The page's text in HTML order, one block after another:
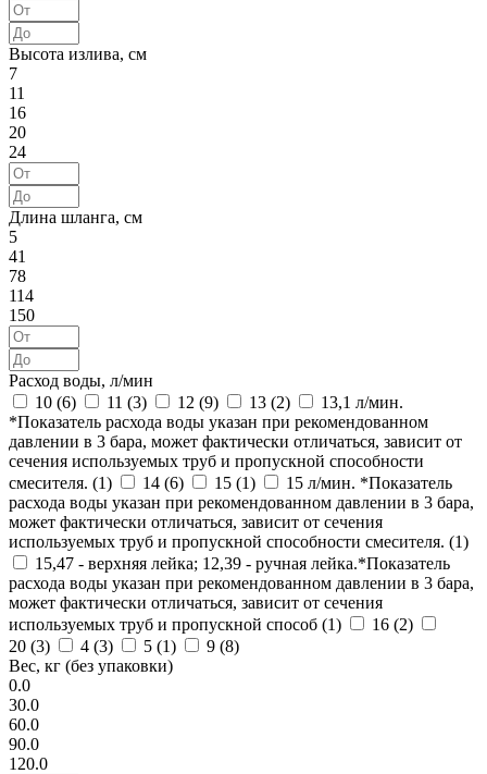
Высота излива, см
7
11
16
20
24
Длина шланга, см
5
41
78
114
150
Расход воды, л/мин
10 (6) 11 (3) 12 (9) 13 (2)
13,1 л/мин.
*Показатель расхода воды указан при рекомендованном
давлении в 3 бара, может фактически отличаться, зависит от
сечения используемых труб и пропускной способности
смесителя. (1) 14 (6) 15 (1)
15 л/мин. *Показатель
расхода воды указан при рекомендованном давлении в 3 бара,
может фактически отличаться, зависит от сечения
используемых труб и пропускной способности смесителя. (1)
15,47 - верхняя лейка; 12,39 - ручная лейка.*Показатель
расхода воды указан при рекомендованном давлении в 3 бара,
может фактически отличаться, зависит от сечения
используемых труб и пропускной способ (1) 16 (2)
20 (3) 4 (3) 5 (1) 9 (8)
Вес, кг (без упаковки)
0.0
30.0
60.0
90.0
120.0